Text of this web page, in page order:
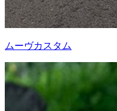
ムーヴカスタム